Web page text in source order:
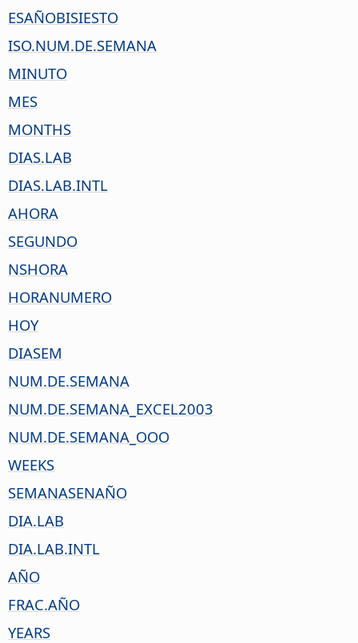
ESAÑOBISIESTO
ISO.NUM.DE.SEMANA
MINUTO
MES
MONTHS
DIAS.LAB
DIAS.LAB.INTL
AHORA
SEGUNDO
NSHORA
HORANUMERO
HOY
DIASEM
NUM.DE.SEMANA
NUM.DE.SEMANA_EXCEL2003
NUM.DE.SEMANA_OOO
WEEKS
SEMANASENAÑO
DIA.LAB
DIA.LAB.INTL
AÑO
FRAC.AÑO
YEARS